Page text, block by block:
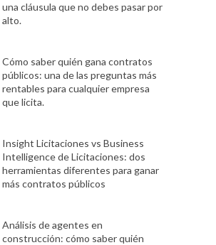
una cláusula que no debes pasar por
alto.
Cómo saber quién gana contratos
públicos: una de las preguntas más
rentables para cualquier empresa
que licita.
Insight Licitaciones vs Business
Intelligence de Licitaciones: dos
herramientas diferentes para ganar
más contratos públicos
Análisis de agentes en
construcción: cómo saber quién